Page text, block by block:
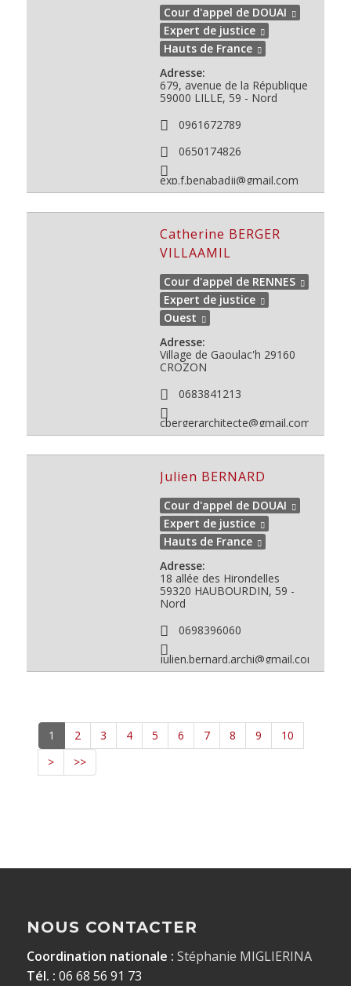
Cour d'appel de DOUAI
Expert de justice
Hauts de France
Adresse:
679, avenue de la République
59000 LILLE, 59 - Nord
0961672789
0650174826
exp.f.benabadji@gmail.com
Catherine BERGER
VILLAAMIL
Cour d'appel de RENNES
Expert de justice
Ouest
Adresse:
Village de Gaoulac'h 29160
CROZON
0683841213
cbergerarchitecte@gmail.com
Julien BERNARD
Cour d'appel de DOUAI
Expert de justice
Hauts de France
Adresse:
18 allée des Hirondelles
59320 HAUBOURDIN, 59 -
Nord
0698396060
julien.bernard.archi@gmail.com
1 2 3 4 5 6 7 8 9
10
>
>>
NOUS CONTACTER
Coordination nationale : Stéphanie MIGLIERINA
Tél. : 06 68 56 91 73